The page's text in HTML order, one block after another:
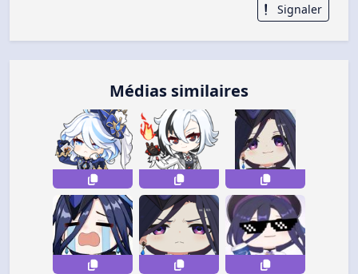
Signaler
Médias similaires